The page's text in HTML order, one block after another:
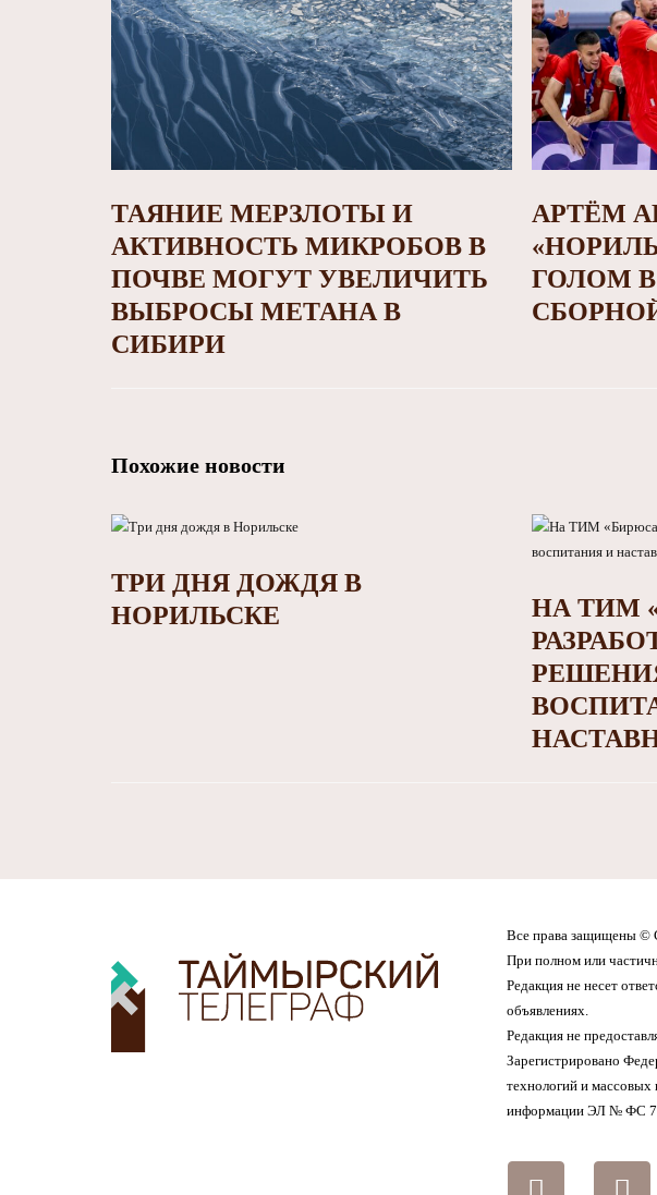
ТАЯНИЕ МЕРЗЛОТЫ И
АКТИВНОСТЬ МИКРОБОВ В
ПОЧВЕ МОГУТ УВЕЛИЧИТЬ
ВЫБРОСЫ МЕТАНА В
СИБИРИ
АРТЁМ
ГОЛОМ
Похожие новости
ТРИ ДНЯ ДОЖДЯ В
НОРИЛЬСКЕ
НА ТИМ
Все права защищены ©
При полном или
Редакция не несет
объявлениях.
Редакция не
Зарегистрировано
технологий и массовых
информации ЭЛ № ФС